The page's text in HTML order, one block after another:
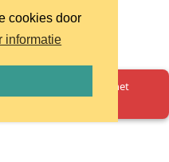
cookies door
informatie
de pagina en probeer het